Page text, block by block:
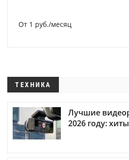
От 1 руб./месяц
ТЕХНИКА
Лучшие
2026 году: